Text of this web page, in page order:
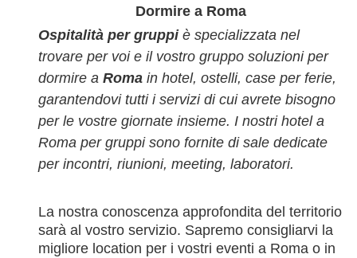
Dormire a Roma
Ospitalità per gruppiè specializzata nel
trovare per voi e il vostro gruppo soluzioni per
dormire a Romain hotel, ostelli, case per ferie,
garantendovi tutti i servizi di cui avrete bisogno
per le vostre giornate insieme. I nostri hotel a
Roma per gruppi sono fornite di sale dedicate
per incontri, riunioni, meeting, laboratori.
La nostra conoscenza approfondita del territorio
sarà al vostro servizio. Sapremo consigliarvi la
migliore location per i vostri eventi a Roma o in